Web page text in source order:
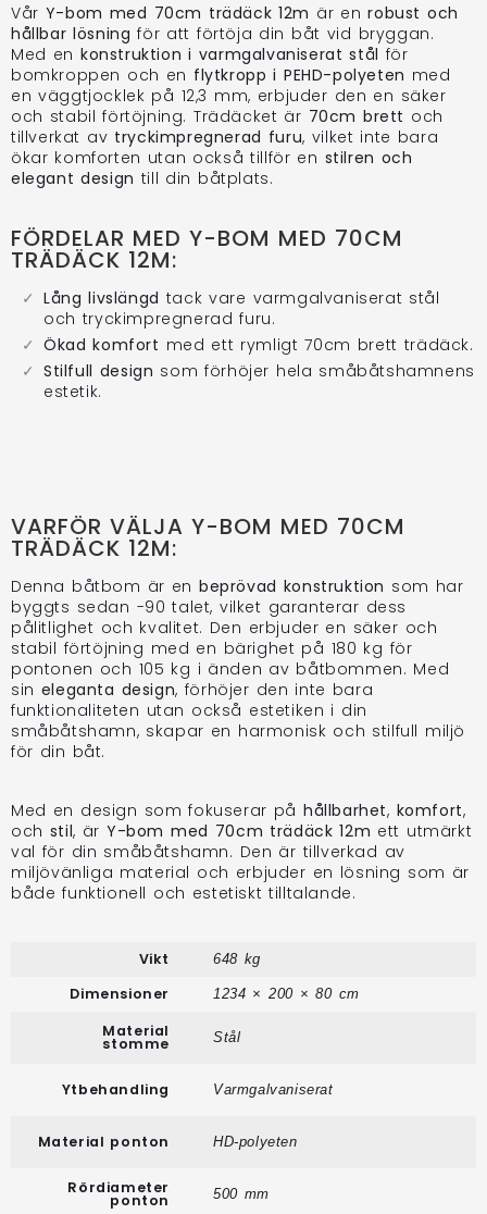
Vår Y-bom med 70cm trädäck 12m är enrobust och
hållbar lösning för att förtöja din båt vid bryggan.
Med en konstruktion i varmgalvaniserat stål för
bomkroppen och en flytkropp i PEHD-polyeten med
en väggtjocklek på 12,3 mm, erbjuder den en säker
och stabil förtöjning. Trädäcket är 70cm brett och
tillverkat av tryckimpregnerad furu, vilket inte bara
ökar komforten utan också tillför en stilren och
elegant design till din båtplats.
FÖRDELAR MED Y-BOM MED 70CM
TRÄDÄCK 12M:
Lång livslängd tack vare varmgalvaniserat stål
och tryckimpregnerad furu.
Ökad komfort med ett rymligt 70cm brett trädäck.
Stilfull design som förhöjer hela småbåtshamnens
estetik.
VARFÖR VÄLJA Y-BOM MED 70CM
TRÄDÄCK 12M:
Denna båtbom är en beprövad konstruktion som har
byggts sedan -90 talet, vilket garanterar dess
pålitlighet och kvalitet. Den erbjuder en säker och
stabil förtöjning med en bärighet på 180 kg för
pontonen och 105 kg i änden av båtbommen. Med
sin eleganta design, förhöjer den inte bara
funktionaliteten utan också estetiken i din
småbåtshamn, skapar en harmonisk och stilfull miljö
för din båt.
Med en design som fokuserar på hållbarhet, komfort,
och stil, ärY-bom med 70cm trädäck 12m ett utmärkt
val för din småbåtshamn. Den är tillverkad av
miljövänliga material och erbjuder en lösning som är
både funktionell och estetiskt tilltalande.
Vikt 648 kg
Dimensioner 1234 × 200 × 80 cm
Material
stomme Stål
Ytbehandling Varmgalvaniserat
Material ponton HD-polyeten
Rördiameter
ponton 500 mm